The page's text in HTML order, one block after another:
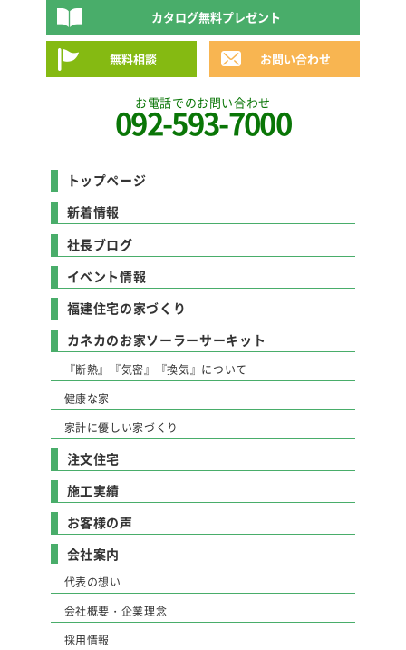
カタログ無料プレゼント
無料相談 お問い合わせ
お電話でのお問い合わせ
092-593-7000
トップページ
新着情報
社長ブログ
イベント情報
福建住宅の家づくり
カネカのお家ソーラーサーキット
『断熱』『気密』『換気』について
健康な家
家計に優しい家づくり
注文住宅
施工実績
お客様の声
会社案内
代表の想い
会社概要・企業理念
採用情報